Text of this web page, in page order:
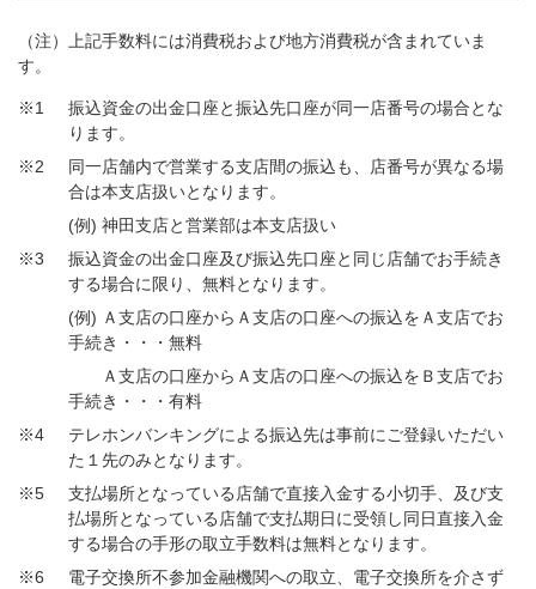
（注）上記手数料には消費税および地方消費税が含まれていま
す。
※1
振込資金の出金口座と振込先口座が同一店番号の場合とな
ります。
※2
同一店舗内で営業する支店間の振込も、店番号が異なる場
合は本支店扱いとなります。
(例) 神田支店と営業部は本支店扱い
※3
振込資金の出金口座及び振込先口座と同じ店舗でお手続き
する場合に限り、無料となります。
(例) Ａ支店の口座からＡ支店の口座への振込をＡ支店でお
手続き・・・無料
Ａ支店の口座からＡ支店の口座への振込をＢ支店でお
手続き・・・有料
※4
テレホンバンキングによる振込先は事前にご登録いただい
た１先のみとなります。
※5
支払場所となっている店舗で直接入金する小切手、及び支
払場所となっている店舗で支払期日に受領し同日直接入金
する場合の手形の取立手数料は無料となります。
※6
電子交換所不参加金融機関への取立、電子交換所を介さず